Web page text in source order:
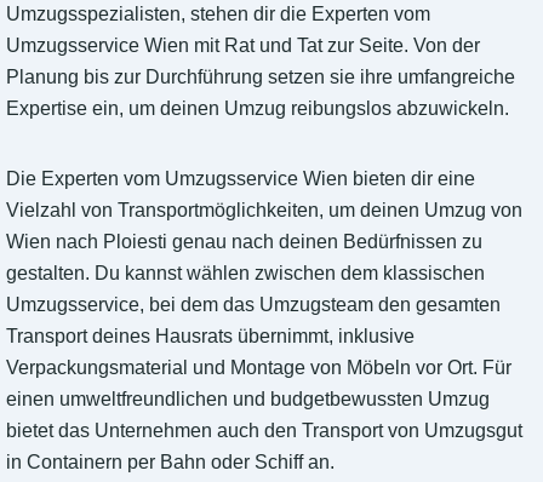
Umzugsspezialisten, stehen dir die Experten vom
Umzugsservice Wien mit Rat und Tat zur Seite. Von der
Planung bis zur Durchführung setzen sie ihre umfangreiche
Expertise ein, um deinen Umzug reibungslos abzuwickeln.
Die Experten vom Umzugsservice Wien bieten dir eine
Vielzahl von Transportmöglichkeiten, um deinen Umzug von
Wien nach Ploiesti genau nach deinen Bedürfnissen zu
gestalten. Du kannst wählen zwischen dem klassischen
Umzugsservice, bei dem das Umzugsteam den gesamten
Transport deines Hausrats übernimmt, inklusive
Verpackungsmaterial und Montage von Möbeln vor Ort. Für
einen umweltfreundlichen und budgetbewussten Umzug
bietet das Unternehmen auch den Transport von Umzugsgut
in Containern per Bahn oder Schiff an.